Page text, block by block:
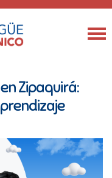
Zipaquirá: